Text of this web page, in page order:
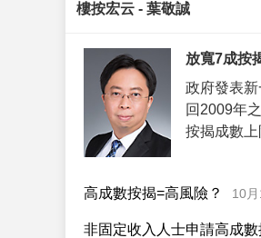
樓按宏云 - 葉敬誠
放寬7成按
政府發表
回2009年
按揭成數
高成數按揭=高風險？ 10月
非固定收入人士申請高成數